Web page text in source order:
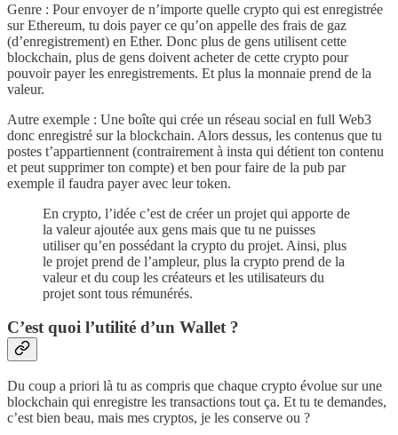
Genre : Pour envoyer de n’importe quelle crypto qui est enregistrée
sur Ethereum, tu dois payer ce qu’on appelle des frais de gaz
(d’enregistrement) en Ether. Donc plus de gens utilisent cette
blockchain, plus de gens doivent acheter de cette crypto pour
pouvoir payer les enregistrements. Et plus la monnaie prend de la
valeur.
Autre exemple : Une boîte qui crée un réseau social en full Web3
donc enregistré sur la blockchain. Alors dessus, les contenus que tu
postes t’appartiennent (contrairement à insta qui détient ton contenu
et peut supprimer ton compte) et ben pour faire de la pub par
exemple il faudra payer avec leur token.
En crypto, l’idée c’est de créer un projet qui apporte de
la valeur ajoutée aux gens mais que tu ne puisses
utiliser qu’en possédant la crypto du projet. Ainsi, plus
le projet prend de l’ampleur, plus la crypto prend de la
valeur et du coup les créateurs et les utilisateurs du
projet sont tous rémunérés.
C’est quoi l’utilité d’un Wallet ?
Du coup a priori là tu as compris que chaque crypto évolue sur une
blockchain qui enregistre les transactions tout ça. Et tu te demandes,
c’est bien beau, mais mes cryptos, je les conserve ou ?